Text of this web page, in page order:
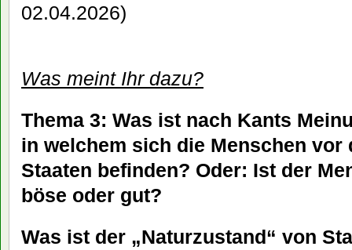
02.04.2026)
Was meint Ihr dazu?
Thema 3: Was ist nach Kants
in welchem sich die Menschen vor
Staaten befinden? Oder: Ist der
böse oder gut?
Was ist der „Naturzustand“ von